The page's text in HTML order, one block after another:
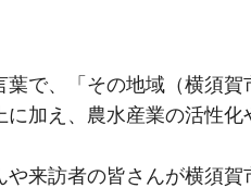
で、「その地域（横須
加え、農水産業の活性
来訪者の皆さんが横須